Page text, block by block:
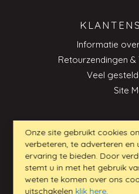
Informatie
Retourzendingen
Veel
Site
Onze site gebruikt cookies
verbeteren, te adverteren en
ervaring te bieden. Door
stemt u in met het gebruik
weten te komen over ons
uitschakelen klik here.